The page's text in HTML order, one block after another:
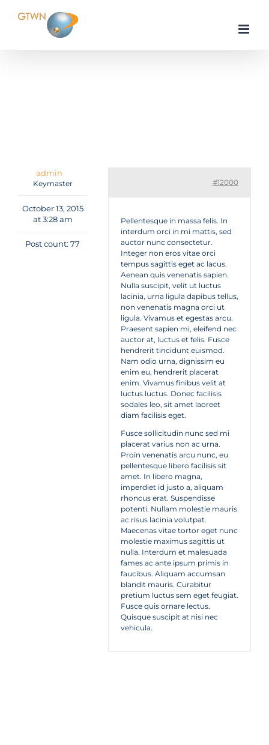
admin
Keymaster
October 13, 2015
at 3:28 am
Post count: 77
#12000
Pellentesque in massa felis. In
interdum orci in mi mattis, sed
auctor nunc consectetur.
Integer non eros vitae orci
tempus sagittis eget ac lacus.
Aenean quis venenatis sapien.
Nulla suscipit, velit ut luctus
lacinia, urna ligula dapibus tellus,
non venenatis magna orci ut
ligula. Vivamus et egestas arcu.
Praesent sapien mi, eleifend nec
auctor at, luctus et felis. Fusce
hendrerit tincidunt euismod.
Nam odio urna, dignissim eu
enim eu, hendrerit placerat
enim. Vivamus finibus velit at
luctus luctus. Donec facilisis
sodales leo, sit amet laoreet
diam facilisis eget.
Fusce sollicitudin nunc sed mi
placerat varius non ac urna.
Proin venenatis arcu nunc, eu
pellentesque libero facilisis sit
amet. In libero magna,
imperdiet id justo a, aliquam
rhoncus erat. Suspendisse
potenti. Nullam molestie mauris
ac risus lacinia volutpat.
Maecenas vitae tortor eget nunc
molestie maximus sagittis ut
nulla. Interdum et malesuada
fames ac ante ipsum primis in
faucibus. Aliquam accumsan
blandit mauris. Curabitur
pretium luctus sem eget feugiat.
Fusce quis ornare lectus.
Quisque suscipit at nisi nec
vehicula.